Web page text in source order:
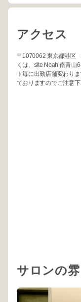
アクセス
〒1070062 東京都港区
くは、site Noah 南青
ト毎に出勤店舗変わり
ておりますのでご注意下
サロンの